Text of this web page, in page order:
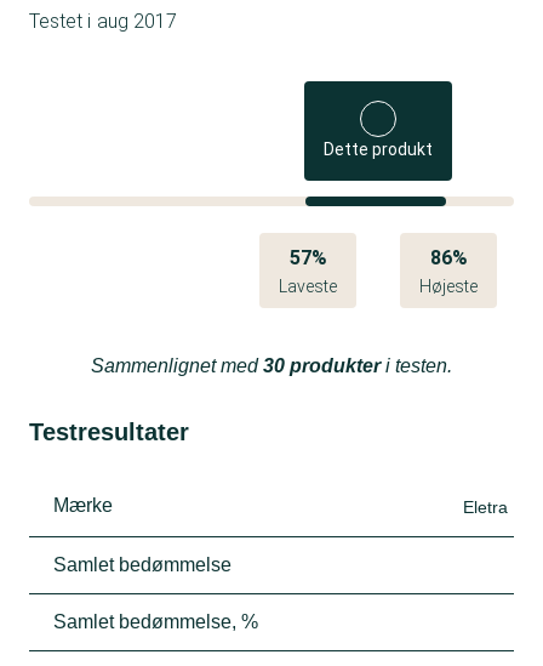
Testet i aug 2017
Dette produkt
57%
Laveste
86%
Højeste
Sammenlignet med30 produkteri testen.
Testresultater
Mærke Eletra
Samlet bedømmelse
Samlet bedømmelse, %